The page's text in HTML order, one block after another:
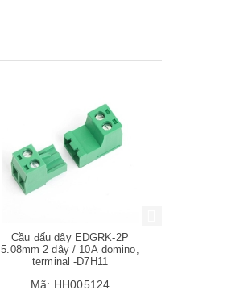
Cầu đấu dây EDGRK-2P
5.08mm 2 dây / 10A domino,
terminal -D7H11
Mã: HH005124
Mua hàng